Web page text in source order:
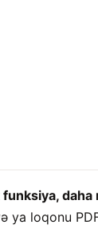
daha
ya loqonu